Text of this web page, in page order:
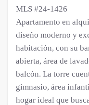
MLS #24-1426
Apartamento en
diseño moderno y
habitación, con su
abierta, área de
balcón. La torre
gimnasio, área
hogar ideal que